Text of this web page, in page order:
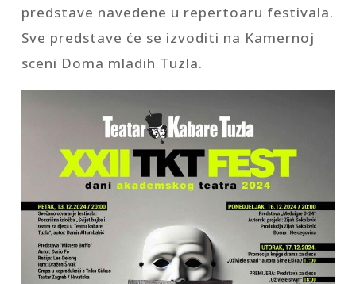
predstave navedene u repertoaru festivala.
Sve predstave će se izvoditi na Kamernoj
sceni Doma mladih Tuzla.